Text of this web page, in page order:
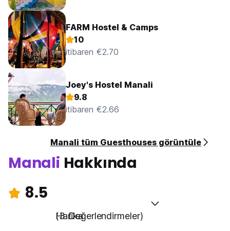
FARM Hostel & Camps
10
itibaren €2.70
Joey's Hostel Manali
9.8
itibaren €2.66
Manali tüm Guesthouses görüntüle
Manali Hakkında
8.5
Harika
(3 Değerlendirmeler)